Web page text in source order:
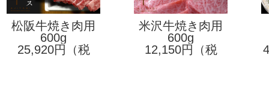
松阪牛焼き肉用
ロース
600g
25,920円（税
米沢牛焼き肉用
特上カルビ
600g
12,150円（税